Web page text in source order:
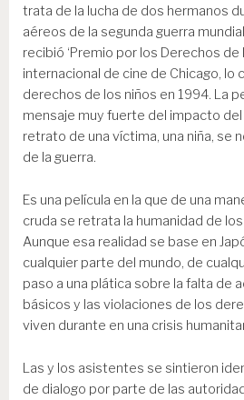
trata de la lucha de dos hermanos
aéreos de la segunda guerra
recibió ‘Premio por los Derechos de
internacional de cine de Chicago, lo
derechos de los niños en 1994. La
mensaje muy fuerte del impacto
retrato de una víctima, una niña, se
de la guerra.
Es una película en la que de una
cruda se retrata la humanidad de
Aunque esa realidad se base en
cualquier parte del mundo, de
paso a una plática sobre la falta de
básicos y las violaciones de los
viven durante en una crisis
Las y los asistentes se sintieron
de dialogo por parte de las